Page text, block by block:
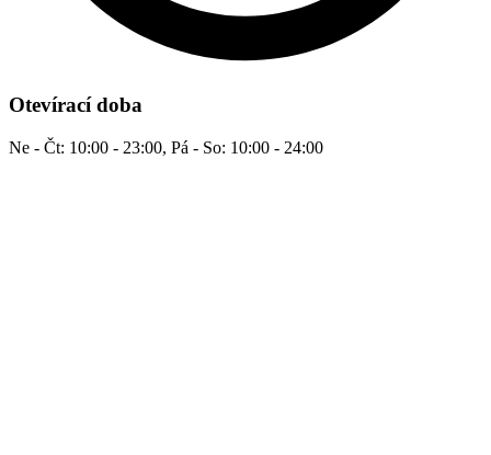
Otevírací doba
Ne - Čt: 10:00 - 23:00, Pá - So: 10:00 - 24:00